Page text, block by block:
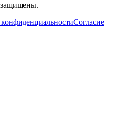
защищены.
Согласие